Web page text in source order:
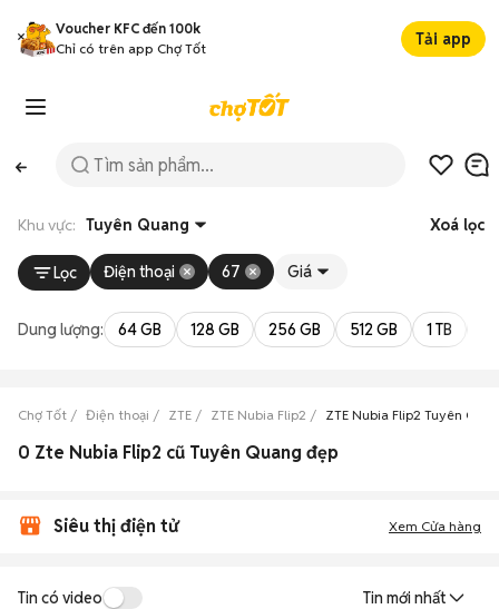
Voucher KFC đến 100k
Chỉ có trên app Chợ Tốt
Tải app
Khu vực: Tuyên Quang Xoá lọc
Lọc Điện thoại 67 Giá
Dung lượng: 64 GB 128 GB 256 GB 512 GB 1 TB
Chợ Tốt Điện thoại ZTE ZTE Nubia Flip2 ZTE Nubia Flip2 Tuyên
0 Zte Nubia Flip2 cũ Tuyên Quang đẹp
Siêu thị điện tử Xem Cửa hàng
Tin có video Tin mới nhất